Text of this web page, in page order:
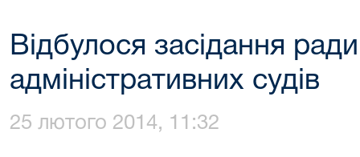
Відбулося засідання
адміністративних судів
25 лютого 2014, 11:32